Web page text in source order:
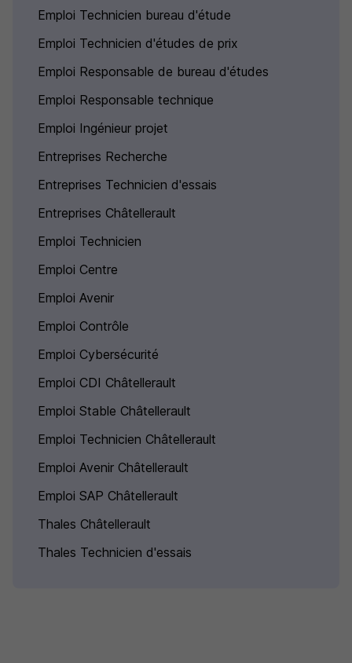
Emploi Technicien bureau d'étude
Emploi Technicien d'études de prix
Emploi Responsable de bureau d'études
Emploi Responsable technique
Emploi Ingénieur projet
Entreprises Recherche
Entreprises Technicien d'essais
Entreprises Châtellerault
Emploi Technicien
Emploi Centre
Emploi Avenir
Emploi Contrôle
Emploi Cybersécurité
Emploi CDI Châtellerault
Emploi Stable Châtellerault
Emploi Technicien Châtellerault
Emploi Avenir Châtellerault
Emploi SAP Châtellerault
Thales Châtellerault
Thales Technicien d'essais